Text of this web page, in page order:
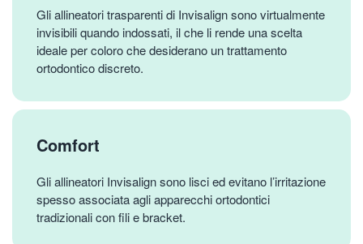
Gli allineatori trasparenti di Invisalign sono virtualmente
invisibili quando indossati, il che li rende una scelta
ideale per coloro che desiderano un trattamento
ortodontico discreto.
Comfort
Gli allineatori Invisalign sono lisci ed evitano l’irritazione
spesso associata agli apparecchi ortodontici
tradizionali con fili e bracket.